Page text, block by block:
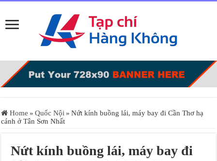
Home » Quốc Nội » Nứt kính buồng lái, máy bay đi Cần Thơ hạ
cánh ở Tân Sơn Nhất
Nứt kính buồng lái, máy bay đi